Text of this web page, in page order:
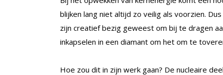
blijken lang niet altijd zo veilig als voorzien.
zijn creatief bezig geweest om bij te dragen
inkapselen in een diamant om het om te
Hoe zou dit in zijn werk gaan? De nucleaire